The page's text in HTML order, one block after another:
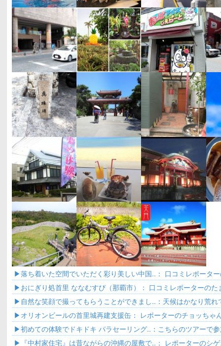
落ち着いた空間でいただく彩り美しい中国..： 口コミレポータ
ょっと..
おにぎり処首里 ななむすび（那覇市）： 口コミレポーターのた
は..自然な笑顔で撮ってもらうことができまし..：天候はかなり荒
り風が..
オリオンビールの首里城再建支援缶： レポーターのチョッちゃ
初めての体験でドキドキ パラセーリング..：こちらのツアーで
リング..
『中村家住宅』は昔ながらの沖縄の屋敷で..： レポーターのシ